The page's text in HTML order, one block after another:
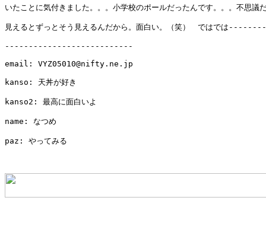
いたことに気付きました。。。小学校のポールだったんです。。。不思議
見えるとずっとそう見えるんだから。面白い。（笑）　
---------------------------
email: VYZ05010@nifty.ne.jp
kanso: 天丼が好き
kanso2: 最高に面白いよ
name: なつめ
paz: やってみる